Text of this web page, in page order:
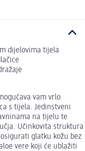
dijelovima tijela
vam vrlo
s tijela. Jedinstveni
na tijelu te
Učinkovita struktura
glatku kožu bez
vere koji će ublažiti